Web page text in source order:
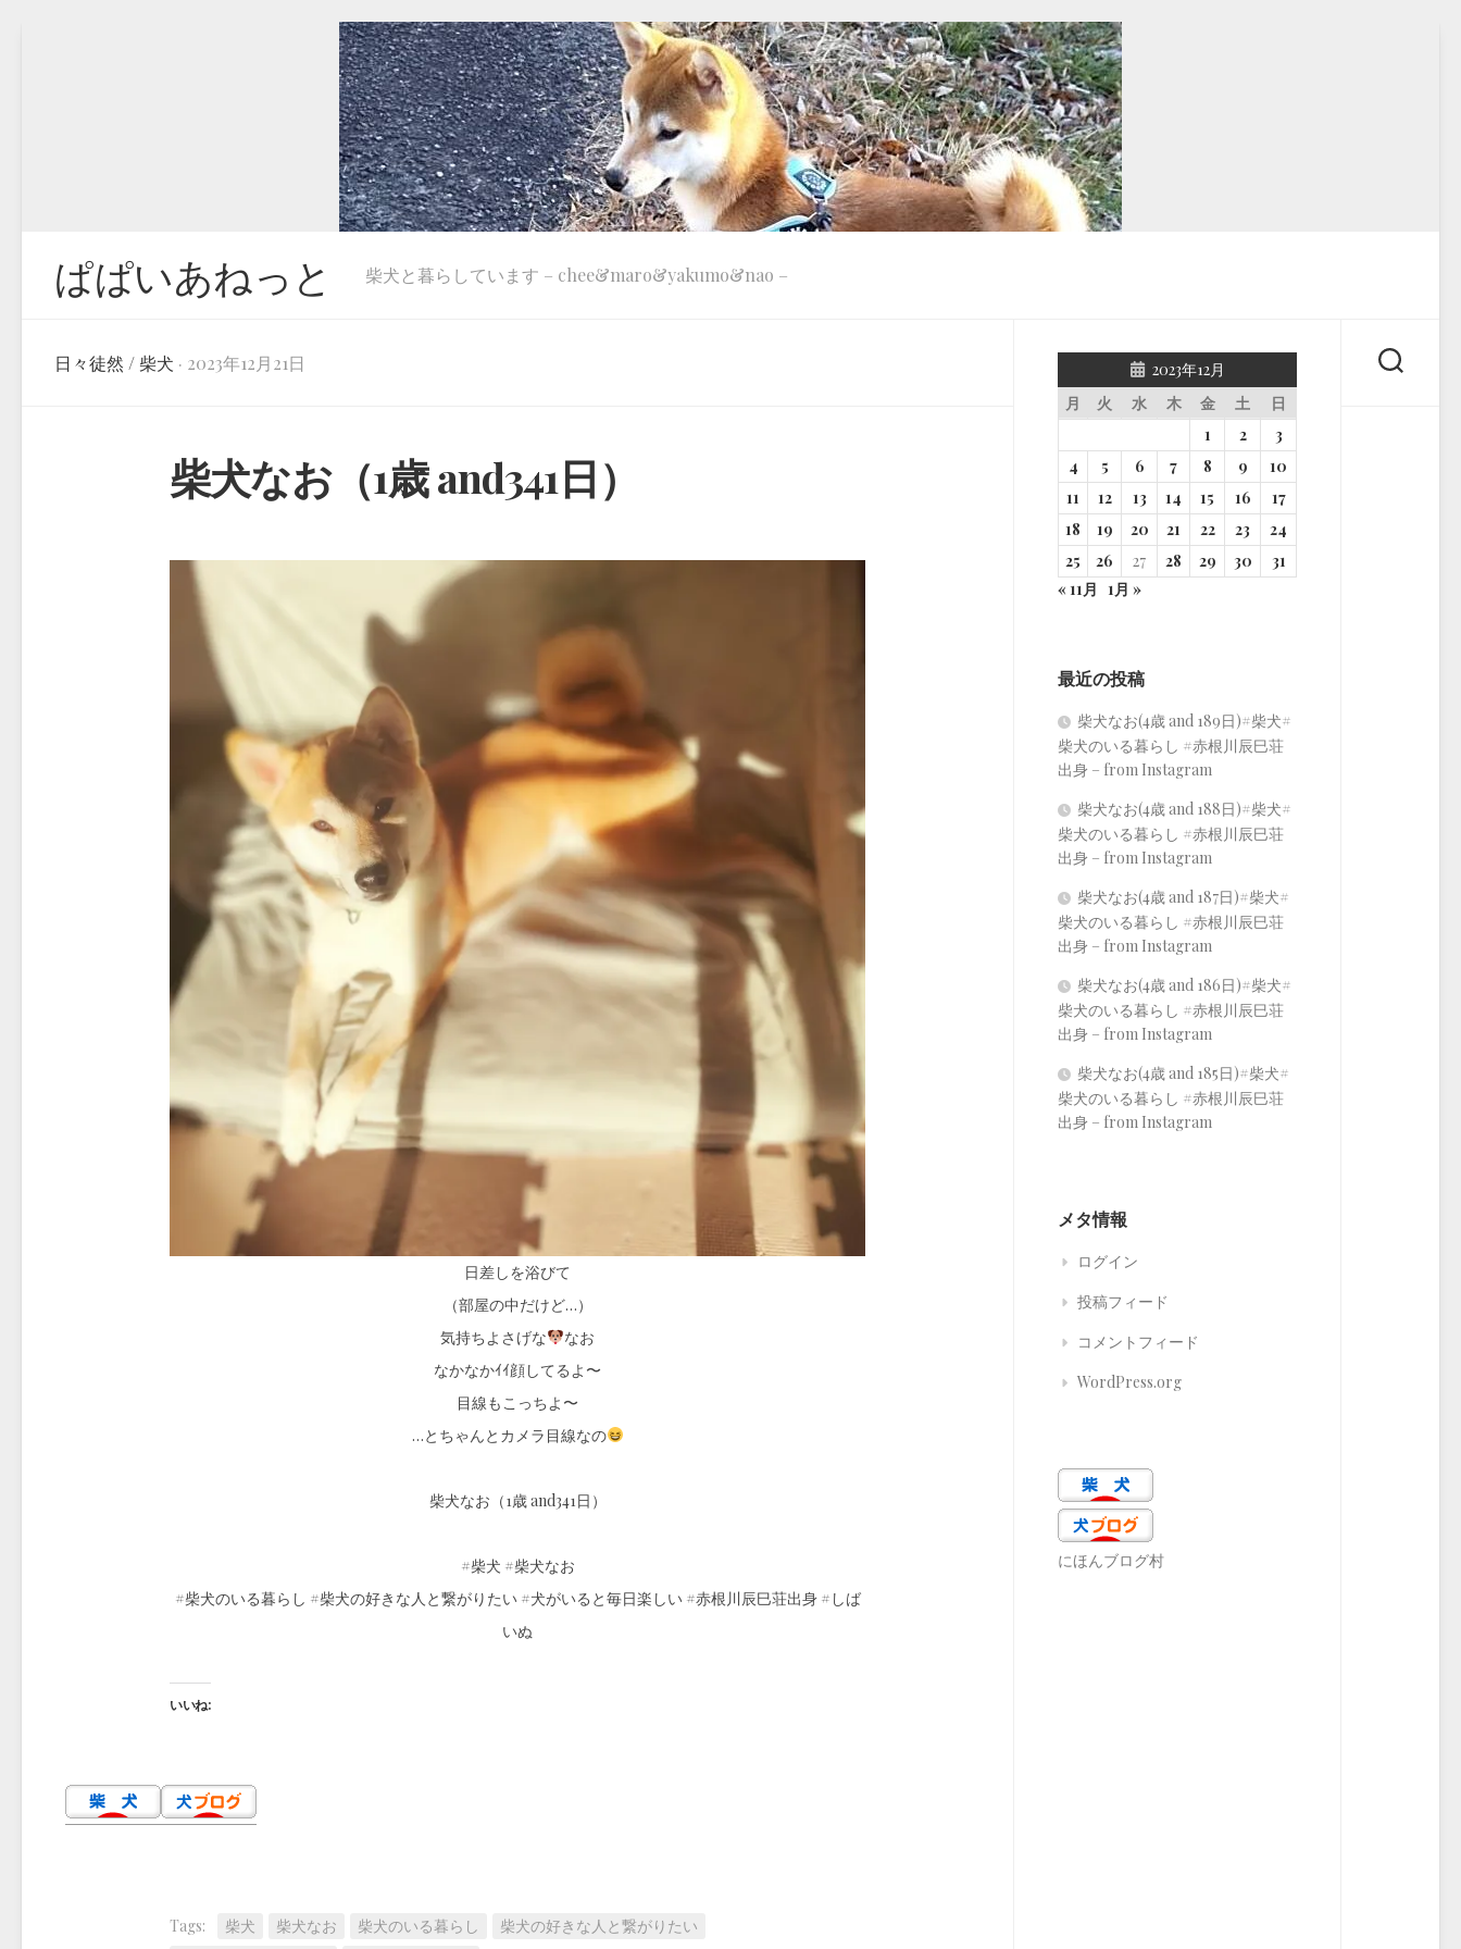
ぱぱいあねっと 柴犬と暮らしています – chee&maro&yakumo&nao –
日々徒然 / 柴犬 · 2023年12月21日
柴犬なお（1歳 and341日）
日差しを浴びて
（部屋の中だけど…）
気持ちよさげな
なお
なかなかｲｲ顔してるよ〜
目線もこっちよ〜
…とちゃんとカメラ目線なの
柴犬なお（1歳 and341日）
#柴犬 #柴犬なお
#柴犬のいる暮らし #柴犬の好きな人と繋がりたい #犬がいると毎日楽しい #赤根川辰巳荘出身 #しば
いぬ
いいね:
Tags: 柴犬 柴犬なお 柴犬のいる暮らし
柴犬の好きな人と繋がりたい
2023年12月
月
火 水 木 金 土
日
1
2
3
4
5 6 7 8 9
10
11
12 13 14 15 16
17
18
19 20 21 22 23
24
25
26 27 28 29 30
31
« 11月 1月 »
最近の投稿
柴犬なお(4歳 and 189日)#柴犬#
柴犬のいる暮らし #赤根川辰巳荘
出身 – from Instagram
柴犬なお(4歳 and 188日)#柴犬#
柴犬のいる暮らし #赤根川辰巳荘
出身 – from Instagram
柴犬なお(4歳 and 187日)#柴犬#
柴犬のいる暮らし #赤根川辰巳荘
出身 – from Instagram
柴犬なお(4歳 and 186日)#柴犬#
柴犬のいる暮らし #赤根川辰巳荘
出身 – from Instagram
柴犬なお(4歳 and 185日)#柴犬#
柴犬のいる暮らし #赤根川辰巳荘
出身 – from Instagram
メタ情報
ログイン
投稿フィード
コメントフィード
WordPress.org
にほんブログ村